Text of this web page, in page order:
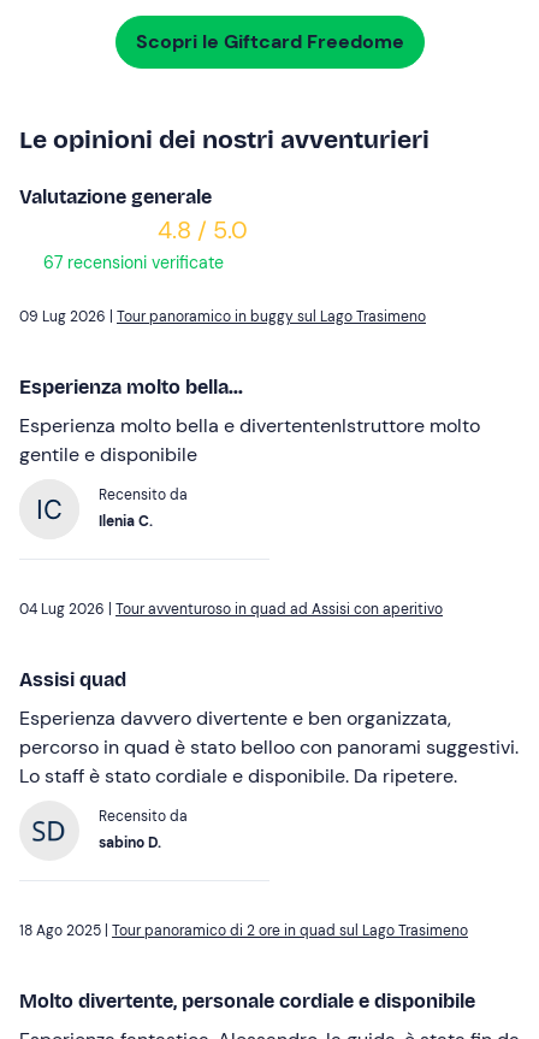
Scopri le Giftcard Freedome
Le opinioni dei nostri avventurieri
Valutazione generale
4.8 / 5.0
67 recensioni verificate
09 Lug 2026 | Tour panoramico in buggy sul Lago Trasimeno
Esperienza molto bella...
Esperienza molto bella e divertentenIstruttore molto
gentile e disponibile
Recensito da
Ilenia C.
04 Lug 2026 | Tour avventuroso in quad ad Assisi con aperitivo
Assisi quad
Esperienza davvero divertente e ben organizzata,
percorso in quad è stato belloo con panorami suggestivi.
Lo staff è stato cordiale e disponibile. Da ripetere.
Recensito da
sabino D.
18 Ago 2025 | Tour panoramico di 2 ore in quad sul Lago Trasimeno
Molto divertente, personale cordiale e disponibile